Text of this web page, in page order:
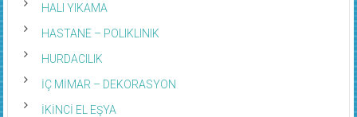
HALI YIKAMA
HASTANE – POLIKLINIK
HURDACILIK
İÇ MİMAR – DEKORASYON
İKİNCİ EL EŞYA